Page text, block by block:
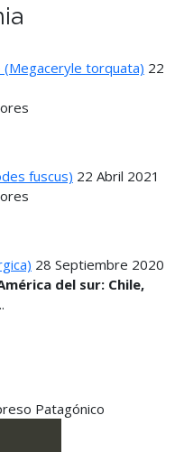
(Megaceryle torquata) 22
fuscus) 22 Abril 2021
28 Septiembre 2020
del sur: Chile,
Patagónico